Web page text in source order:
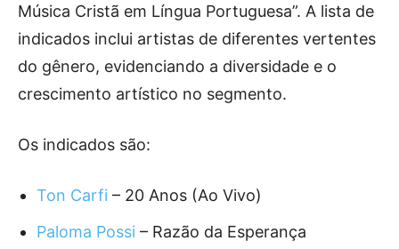
Música Cristã em Língua Portuguesa”. A lista de
indicados inclui artistas de diferentes vertentes
do gênero, evidenciando a diversidade e o
crescimento artístico no segmento.
Os indicados são:
Ton Carfi – 20 Anos (Ao Vivo)
Paloma Possi – Razão da Esperança